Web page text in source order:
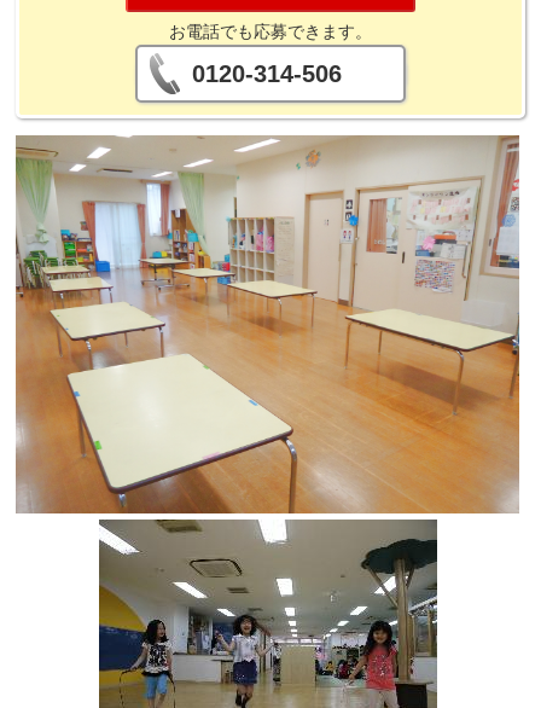
お電話でも応募できます。
0120-314-506